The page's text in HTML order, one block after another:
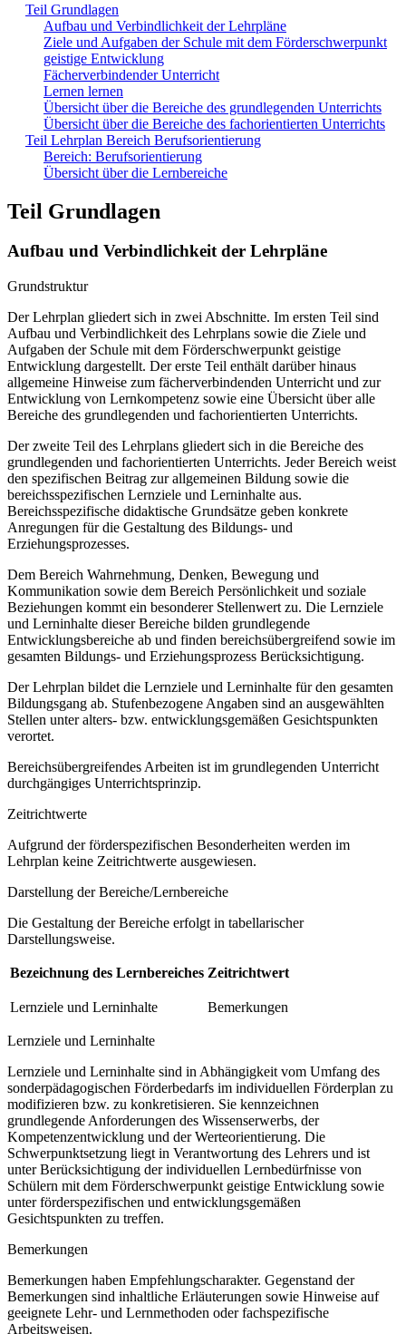
Teil Grundlagen
Aufbau und Verbindlichkeit der Lehrpläne
Ziele und Aufgaben der Schule mit dem Förderschwerpunkt
geistige Entwicklung
Fächerverbindender Unterricht
Lernen lernen
Übersicht über die Bereiche des grundlegenden Unterrichts
Übersicht über die Bereiche des fachorientierten Unterrichts
Teil Lehrplan Bereich Berufsorientierung
Bereich: Berufsorientierung
Übersicht über die Lernbereiche
Teil Grundlagen
Aufbau und Verbindlichkeit der Lehrpläne
Grundstruktur
Der Lehrplan gliedert sich in zwei Abschnitte. Im ersten Teil sind
Aufbau und Verbindlichkeit des Lehrplans sowie die Ziele und
Aufgaben der Schule mit dem Förderschwerpunkt geistige
Entwicklung dargestellt. Der erste Teil enthält darüber hinaus
allgemeine Hinweise zum fächerverbindenden Unterricht und zur
Entwicklung von Lernkompetenz sowie eine Übersicht über alle
Bereiche des grundlegenden und fachorientierten Unterrichts.
Der zweite Teil des Lehrplans gliedert sich in die Bereiche des
grundlegenden und fachorientierten Unterrichts. Jeder Bereich weist
den spezifischen Beitrag zur allgemeinen Bildung sowie die
bereichsspezifischen Lernziele und Lerninhalte aus.
Bereichsspezifische didaktische Grundsätze geben konkrete
Anregungen für die Gestaltung des Bildungs- und
Erziehungsprozesses.
Dem Bereich Wahrnehmung, Denken, Bewegung und
Kommunikation sowie dem Bereich Persönlichkeit und soziale
Beziehungen kommt ein besonderer Stellenwert zu. Die Lernziele
und Lerninhalte dieser Bereiche bilden grundlegende
Entwicklungsbereiche ab und finden bereichsübergreifend sowie im
gesamten Bildungs- und Erziehungsprozess Berücksichtigung.
Der Lehrplan bildet die Lernziele und Lerninhalte für den gesamten
Bildungsgang ab. Stufenbezogene Angaben sind an ausgewählten
Stellen unter alters- bzw. entwicklungsgemäßen Gesichtspunkten
verortet.
Bereichsübergreifendes Arbeiten ist im grundlegenden Unterricht
durchgängiges Unterrichtsprinzip.
Zeitrichtwerte
Aufgrund der förderspezifischen Besonderheiten werden im
Lehrplan keine Zeitrichtwerte ausgewiesen.
Darstellung der Bereiche/Lernbereiche
Die Gestaltung der Bereiche erfolgt in tabellarischer
Darstellungsweise.
Bezeichnung des Lernbereiches Zeitrichtwert
Lernziele und Lerninhalte Bemerkungen
Lernziele und Lerninhalte
Lernziele und Lerninhalte sind in Abhängigkeit vom Umfang des
sonderpädagogischen Förderbedarfs im individuellen Förderplan zu
modifizieren bzw. zu konkretisieren. Sie kennzeichnen
grundlegende Anforderungen des Wissenserwerbs, der
Kompetenzentwicklung und der Werteorientierung. Die
Schwerpunktsetzung liegt in Verantwortung des Lehrers und ist
unter Berücksichtigung der individuellen Lernbedürfnisse von
Schülern mit dem Förderschwerpunkt geistige Entwicklung sowie
unter förderspezifischen und entwicklungsgemäßen
Gesichtspunkten zu treffen.
Bemerkungen
Bemerkungen haben Empfehlungscharakter. Gegenstand der
Bemerkungen sind inhaltliche Erläuterungen sowie Hinweise auf
geeignete Lehr- und Lernmethoden oder fachspezifische
Arbeitsweisen.